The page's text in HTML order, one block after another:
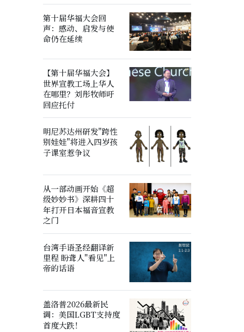
第十届华福大会回
声：感动、启发与使
命仍在延续
【第十届华福大会】
世界宣教工场上华人
在哪里？刘彤牧师吁
回应托付
明尼苏达州研发"跨性
别娃娃"将进入四岁孩
子课室惹争议
从一部动画开始《超
级妙妙书》深耕四十
年打开日本福音宣教
之门
台湾手语圣经翻译新
里程 盼聋人"看见"上
帝的话语
盖洛普2026最新民
调：美国LGBT支持度
首度大跌！